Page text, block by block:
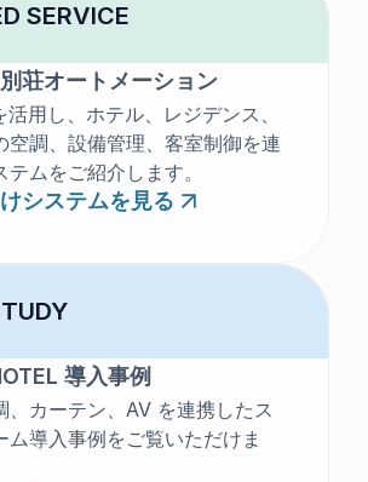
SERVICE
荘オートメーション
用し、ホテル、レジデンス、
空調、設備管理、客室制御を連
ムをご紹介します。
システムを見る
導入事例
、カーテン、AV を連携したス
ム導入事例をご覧いただけま